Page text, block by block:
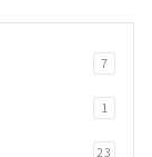
7
1
23